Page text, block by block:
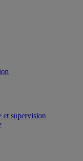
et supervision